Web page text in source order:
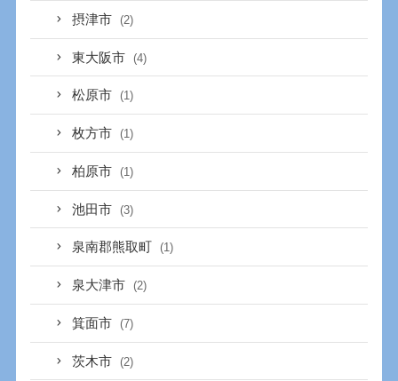
摂津市 (2)
東大阪市 (4)
松原市 (1)
枚方市 (1)
柏原市 (1)
池田市 (3)
泉南郡熊取町 (1)
泉大津市 (2)
箕面市 (7)
茨木市 (2)